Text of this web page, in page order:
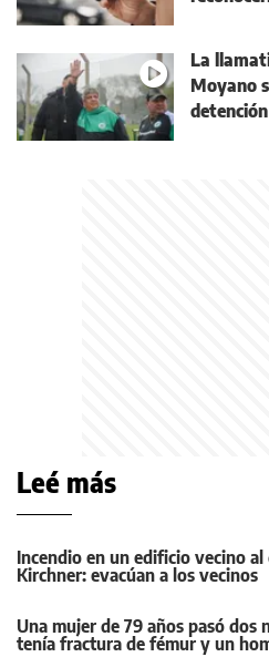
La
Moyano
Leé más
Incendio en un edificio vecino
Kirchner: evacúan a los vecinos
Una mujer de 79 años pasó dos
tenía fractura de fémur y un